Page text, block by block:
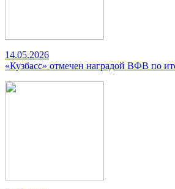
14.05.2026
«Кузбасс» отмечен наградой ВФВ по